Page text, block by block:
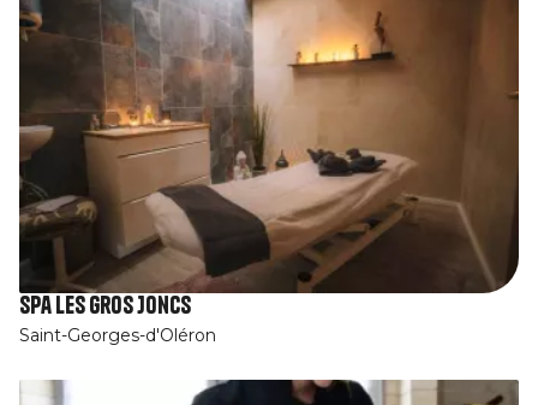
Spa Les Gros Joncs
Saint-Georges-d'Oléron